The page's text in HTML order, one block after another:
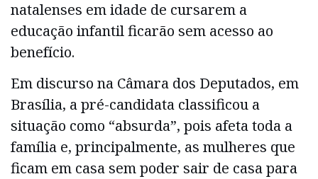
natalenses em idade de cursarem a
educação infantil ficarão sem acesso ao
benefício.
Em discurso na Câmara dos Deputados, em
Brasília, a pré-candidata classificou a
situação como “absurda”, pois afeta toda a
família e, principalmente, as mulheres que
ficam em casa sem poder sair de casa para